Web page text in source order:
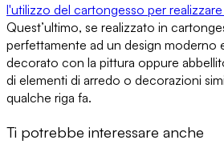
l'utilizzo del cartongesso per
Quest’ultimo, se realizzato in
perfettamente ad un design moderno
decorato con la pittura oppure
di elementi di arredo o decorazioni
qualche riga fa.
Ti potrebbe interessare anche